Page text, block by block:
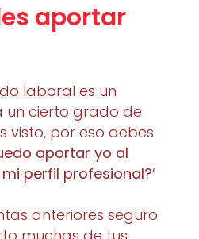
aportar
laboral es un
un cierto grado de
visto, por eso debes
aportar yo al
perfil profesional?‘
anteriores seguro